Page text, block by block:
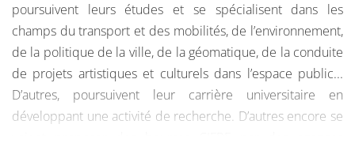
poursuivent leurs études et se spécialisent dans les
champs du transport et des mobilités, de l’environnement,
de la politique de la ville, de la géomatique, de la conduite
de projets artistiques et culturels dans l’espace public...
D’autres, poursuivent leur carrière universitaire en
développant une activité de recherche. D’autres encore se